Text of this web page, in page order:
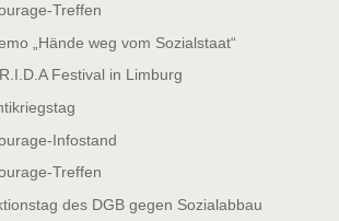
Treffen
„Hände weg vom Sozialstaat“
Festival in Limburg
Infostand
Treffen
des DGB gegen Sozialabbau